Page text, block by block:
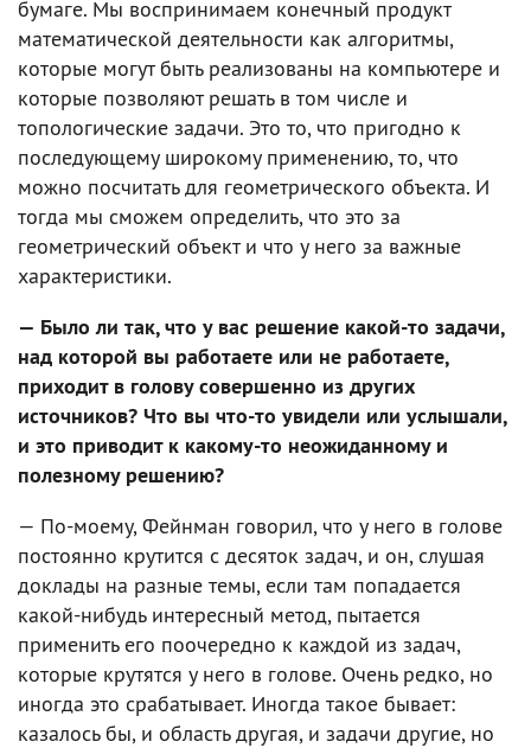
бумаге. Мы воспринимаем конечный продукт
математической деятельности как алгоритмы,
которые могут быть реализованы на компьютере и
которые позволяют решать в том числе и
топологические задачи. Это то, что пригодно к
последующему широкому применению, то, что
можно посчитать для геометрического объекта. И
тогда мы сможем определить, что это за
геометрический объект и что у него за важные
характеристики.
— Было ли так, что у вас решение какой-то задачи,
над которой вы работаете или не работаете,
приходит в голову совершенно из других
источников? Что вы что-то увидели или услышали,
и это приводит к какому-то неожиданному и
полезному решению?
— По-моему, Фейнман говорил, что у него в голове
постоянно крутится с десяток задач, и он, слушая
доклады на разные темы, если там попадается
какой-нибудь интересный метод, пытается
применить его поочередно к каждой из задач,
которые крутятся у него в голове. Очень редко, но
иногда это срабатывает. Иногда такое бывает:
казалось бы, и область другая, и задачи другие, но